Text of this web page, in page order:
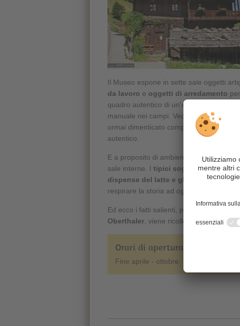
Il Museo espone in sette sale oggetti
da lavoro e oggetti di arredamento
quadro autentico di un'epoca in cui la
manuale nei campi. Vecchi manoscritti
ormai dimenticato completano l'offerta
autentico.
E a proposito di ambienti: il museo vale
sale interne. I tipici soggiorni rustici
dispense del latte e gli affumicatoi:
respirare la storia ad ogni passo.
Ed ecco i fatti salienti, passati e
Oberthaler , viene ricollocato e
Orari di apertura
Fine aprile - ottobre